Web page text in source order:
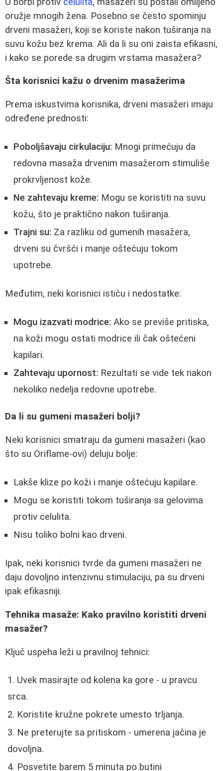
oružje mnogih žena. Posebno se često spominju
drveni masažeri, koji se koriste nakon tuširanja na
suvu kožu bez krema. Ali da li su oni zaista efikasni,
i kako se porede sa drugim vrstama masažera?
Šta korisnici kažu o drvenim masažerima
Prema iskustvima korisnika, drveni masažeri imaju
određene prednosti:
Poboljšavaju cirkulaciju: Mnogi primećuju da
redovna masaža drvenim masažerom stimuliše
prokrvljenost kože.
Ne zahtevaju kreme: Mogu se koristiti na suvu
kožu, što je praktično nakon tuširanja.
Trajni su: Za razliku od gumenih masažera,
drveni su čvršći i manje oštećuju tokom
upotrebe.
Međutim, neki korisnici ističu i nedostatke:
Mogu izazvati modrice: Ako se previše pritiska,
na koži mogu ostati modrice ili čak oštećeni
kapilari.
Zahtevaju upornost: Rezultati se vide tek nakon
nekoliko nedelja redovne upotrebe.
Da li su gumeni masažeri bolji?
Neki korisnici smatraju da gumeni masažeri (kao
što su Oriflame-ovi) deluju bolje:
Lakše klize po koži i manje oštećuju kapilare.
Mogu se koristiti tokom tuširanja sa gelovima
protiv celulita.
Nisu toliko bolni kao drveni.
Ipak, neki korisnici tvrde da gumeni masažeri ne
daju dovoljno intenzivnu stimulaciju, pa su drveni
ipak efikasniji.
Tehnika masaže: Kako pravilno koristiti drveni
masažer?
Ključ uspeha leži u pravilnoj tehnici:
Uvek masirajte od kolena ka gore - u pravcu
srca.
Koristite kružne pokrete umesto trljanja.
Ne preterujte sa pritiskom - umerena jačina je
dovoljna.
Posvetite barem 5 minuta po butini